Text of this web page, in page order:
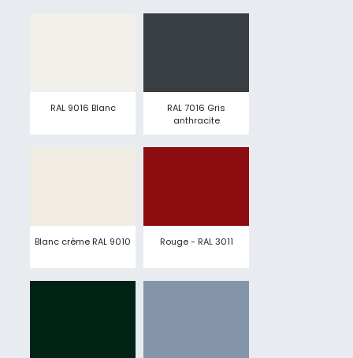
RAL 9016 Blanc
RAL 7016 Gris
anthracite
Blanc crème RAL 9010 Rouge - RAL 3011